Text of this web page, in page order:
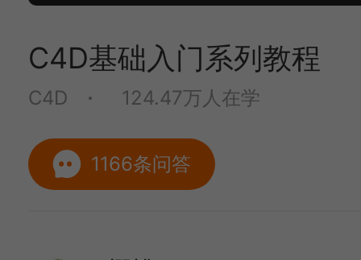
C4D基础入门系列教程
C4D 124.47万人在学
1166条问答